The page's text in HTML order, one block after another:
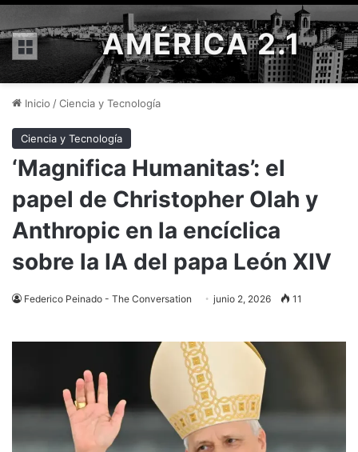
Menú AMÉRICA 2.1
Inicio /Ciencia y Tecnología
Ciencia y Tecnología
‘Magnifica Humanitas’: el
papel de Christopher Olah y
Anthropic en la encíclica
sobre la IA del papa León XIV
Federico Peinado - The Conversation junio 2, 2026 11